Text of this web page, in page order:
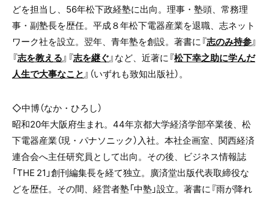
どを担当し、56年松下政経塾に出向。理事・塾頭、常務理
事・副塾長を歴任。平成８年松下電器産業を退職、志ネット
ワーク社を設立。翌年、青年塾を創設。著書に『志のみ持参』
『志を教える』『志を継ぐ』など、近著に『松下幸之助に学んだ
人生で大事なこと』（いずれも致知出版社）。
◇中博（なか・ひろし）
昭和20年大阪府生まれ。44年京都大学経済学部卒業後、松
下電器産業（現・パナソニック）入社。本社企画室、関西経済
連合会へ主任研究員として出向。その後、ビジネス情報誌
「THE 21」創刊編集長を経て独立。廣済堂出版代表取締役な
どを歴任。その間、経営者塾「中塾」設立。著書に『雨が降れ